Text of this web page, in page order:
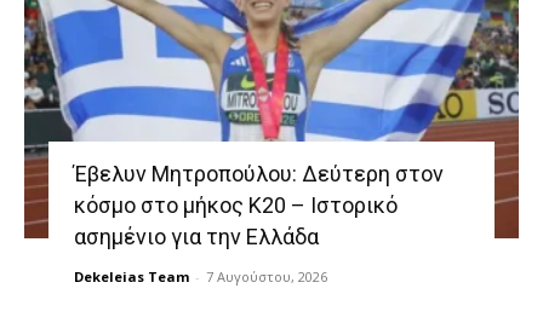
Έβελυν Μητροπούλου: Δεύτερη στον
κόσμο στο μήκος Κ20 – Ιστορικό
ασημένιο για την Ελλάδα
Dekeleias Team - 7 Αυγούστου, 2026